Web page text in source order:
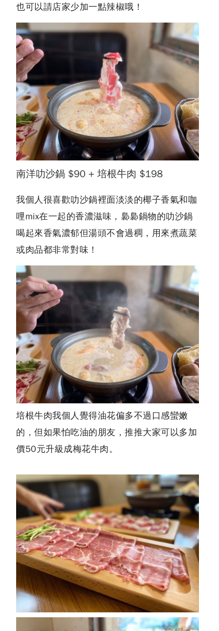
也可以請店家少加一點辣椒哦！
南洋叻沙鍋 $90 + 培根牛肉 $198
我個人很喜歡叻沙鍋裡面淡淡的椰子香氣和咖
哩mix在一起的香濃滋味，裊裊鍋物的叻沙鍋
喝起來香氣濃郁但湯頭不會過稠，用來煮蔬菜
或肉品都非常對味！
培根牛肉我個人覺得油花偏多不過口感蠻嫩
的，但如果怕吃油的朋友，推推大家可以多加
價50元升級成梅花牛肉。